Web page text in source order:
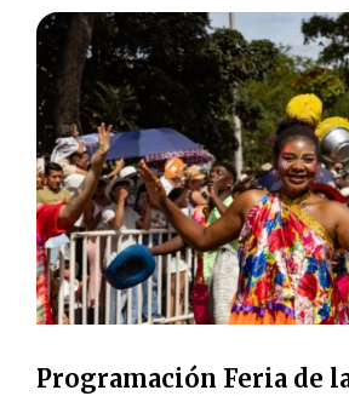
Programación Feria de